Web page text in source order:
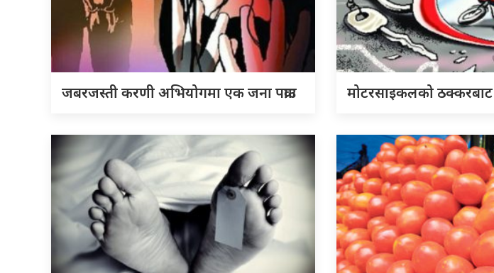
जबरजस्ती करणी अभियोगमा एक जना पक्राउ मोटरसाइकलको